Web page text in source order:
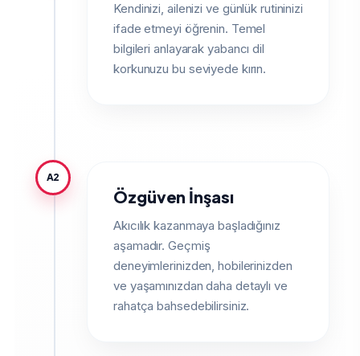
Kendinizi, ailenizi ve günlük rutininizi
ifade etmeyi öğrenin. Temel
bilgileri anlayarak yabancı dil
korkunuzu bu seviyede kırın.
A2
Özgüven İnşası
Akıcılık kazanmaya başladığınız
aşamadır. Geçmiş
deneyimlerinizden, hobilerinizden
ve yaşamınızdan daha detaylı ve
rahatça bahsedebilirsiniz.